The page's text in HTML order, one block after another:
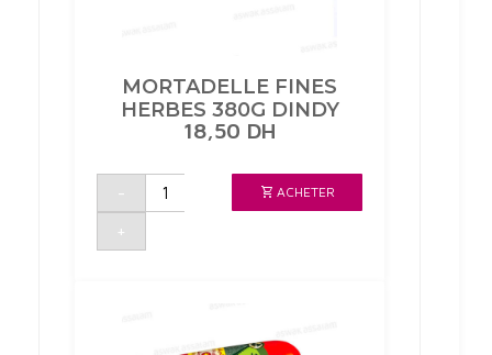
MORTADELLE FINES
HERBES 380G DINDY
18,50 DH
-
quantité
MORTADELLE
380G
+
ACHETER